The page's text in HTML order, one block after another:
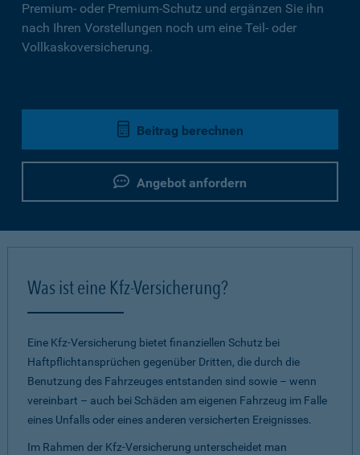
Premium- oder Premium-Schutz und ergänzen Sie ihn
nach Ihren Vorstellungen noch um eine Teil- oder
Vollkaskoversicherung.
Beitrag berechnen
Angebot anfordern
Was ist eine Kfz-Versicherung?
Eine Kfz-Versicherung bietet finanziellen Schutz bei
Haftpflichtansprüchen gegenüber Dritten, die durch die
Benutzung des Fahrzeuges entstanden sind sowie – wenn
vereinbart – auch bei Schäden am eigenen Fahrzeug im Falle
eines Unfalls oder eines anderen versicherten Ereignisses.
Im Rahmen der Kfz-Versicherung unterscheidet man